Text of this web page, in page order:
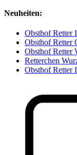
Neuheiten:
Obsthof Retter
Obsthof Retter
Obsthof Retter
Retterchen
Obsthof Retter